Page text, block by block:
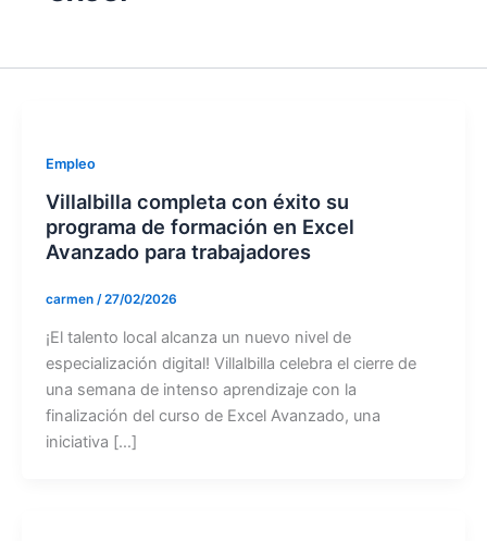
Empleo
Villalbilla completa con éxito su
programa de formación en Excel
Avanzado para trabajadores
carmen /27/02/2026
¡El talento local alcanza un nuevo nivel de
especialización digital! Villalbilla celebra el cierre de
una semana de intenso aprendizaje con la
finalización del curso de Excel Avanzado, una
iniciativa […]